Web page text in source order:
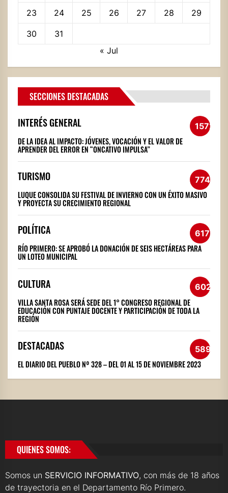
23 24 25 26 27 28 29
30
31
« Jul
SECCIONES DESTACADAS
INTERÉS GENERAL 1572
DE LA IDEA AL IMPACTO: JÓVENES, VOCACIÓN Y EL VALOR DE
APRENDER DEL ERROR EN “ONCATIVO IMPULSA”
TURISMO 774
LUQUE CONSOLIDA SU FESTIVAL DE INVIERNO CON UN ÉXITO MASIVO
Y PROYECTA SU CRECIMIENTO REGIONAL
POLÍTICA 617
RÍO PRIMERO: SE APROBÓ LA DONACIÓN DE SEIS HECTÁREAS PARA
UN LOTEO MUNICIPAL
CULTURA 602
VILLA SANTA ROSA SERÁ SEDE DEL 1° CONGRESO REGIONAL DE
EDUCACIÓN CON PUNTAJE DOCENTE Y PARTICIPACIÓN DE TODA LA
REGIÓN
DESTACADAS 589
EL DIARIO DEL PUEBLO Nº 328 – DEL 01 AL 15 DE NOVIEMBRE 2023
QUIENES SOMOS:
Somos un SERVICIO INFORMATIVO, con más de 18 años
de trayectoria en el Departamento Río Primero.